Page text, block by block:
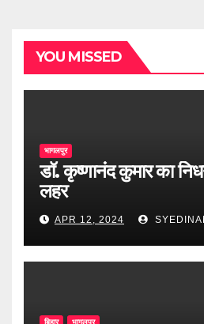
YOU MISSED
भागलपुर
डॉ. कृष्णानंद कुमार का
लहर
APR 12, 2024
बिहार भागलपुर